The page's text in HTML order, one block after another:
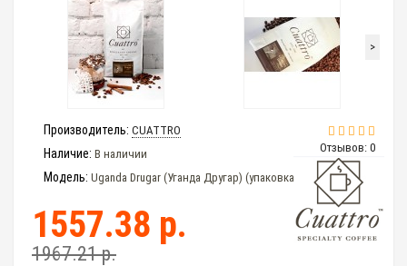
>
Отзывов: 0
Производитель: CUATTRO
Наличие: В наличии
Модель: Uganda Drugar (Уганда Другар) (упаковка 1 кг)
1557.38 р.
1967.21 р.